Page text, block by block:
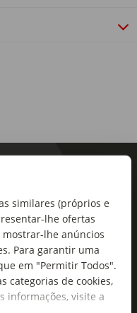
similares (próprios e
lhe ofertas
mostrar-lhe anúncios
Para garantir uma
em "Permitir Todos".
categorias de cookies,
informações, visite a
no
exclusivas,